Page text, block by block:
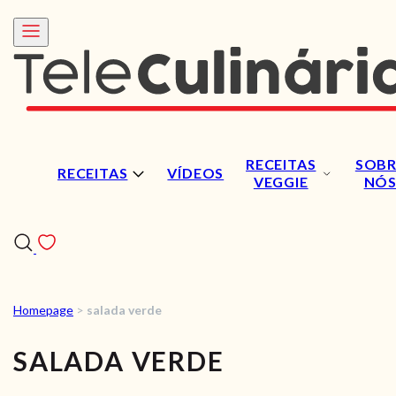
RECEITAS VÍDEOS
RECEITAS
VEGGIE
NÓS
VÍDEOS
Homepage > salada verde
SALADA VERDE